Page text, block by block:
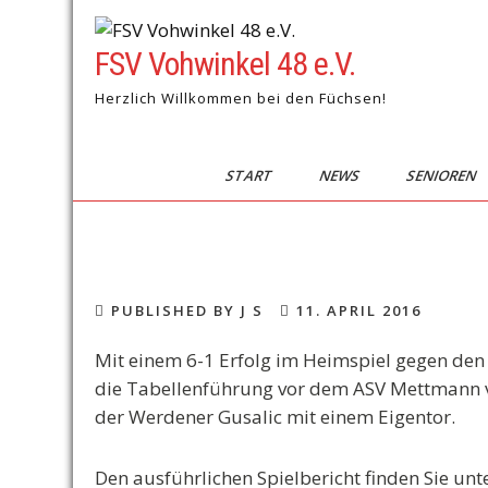
FSV Vohwinkel 48 e.V.
Herzlich Willkommen bei den Füchsen!
START NEWS SENIOREN
PUBLISHED BY J S 11. APRIL 2016
Mit einem 6-1 Erfolg im Heimspiel gegen
die Tabellenführung vor dem ASV Mettmann
der Werdener Gusalic mit einem Eigentor.
Den ausführlichen Spielbericht finden Sie